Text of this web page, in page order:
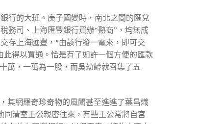
行的大班。庚子國變時，南北之間的匯兌
務司、上海匯豐銀行買辦“熟商”，均無成
存上海匯豐，“由該行發一電來，即可交
得以買通。恰是有了如許一個方便的匯款
萬，一萬為一股，而吳幼齡就召集了五
其網羅奇珍奇物的風聞甚至進進了葉昌熾
同清室王公親密往來，有些王公常將自宮